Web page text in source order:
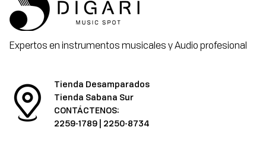
Expertos en instrumentos musicales y Audio profesional
Tienda Desamparados
Tienda Sabana Sur
CONTÁCTENOS:
2259-1789 | 2250-8734